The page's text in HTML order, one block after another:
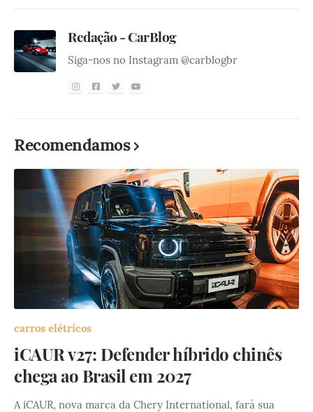
Redação - CarBlog
Siga-nos no Instagram @carblogbr
Recomendamos
carros elétricos
iCAUR v27: Defender híbrido chinês
chega ao Brasil em 2027
A iCAUR, nova marca da Chery International, fará sua